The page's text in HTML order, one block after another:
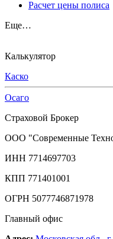
Расчет цены полиса
Еще…
Калькулятор
Каско
Осаго
Страховой Брокер
ООО "Современные
ИНН 7714697703
КПП 771401001
ОГРН 5077746871978
Главный офис